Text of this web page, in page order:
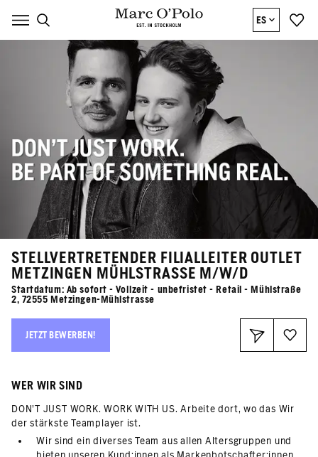
ES
STELLVERTRETENDER FILIALLEITER OUTLET
METZINGEN MÜHLSTRASSE M/W/D
Startdatum: Ab sofort - Vollzeit - unbefristet - Retail - Mühlstraße
2, 72555 Metzingen-Mühlstrasse
JETZT BEWERBEN!
WER WIR SIND
DON’T JUST WORK. WORK WITH US. Arbeite dort, wo das Wir
der stärkste Teamplayer ist.
Wir sind ein diverses Team aus allen Altersgruppen und